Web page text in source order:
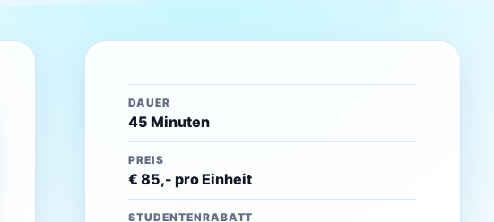
DAUER
45 Minuten
PREIS
€ 85,- pro Einheit
STUDENTENRABATT